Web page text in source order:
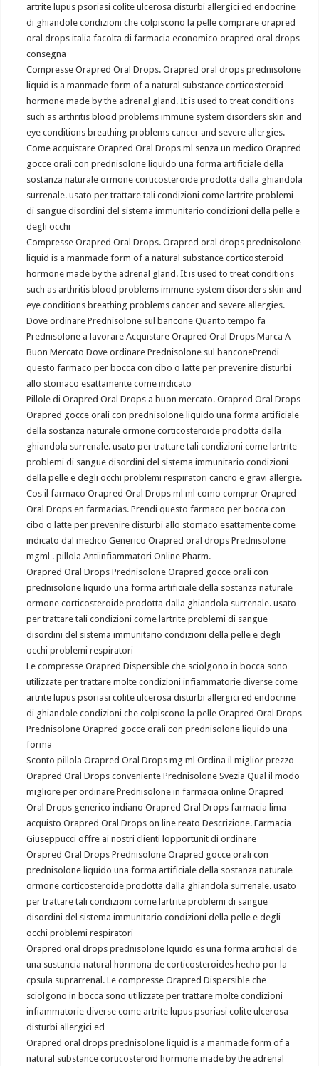
artrite lupus psoriasi colite ulcerosa disturbi allergici ed endocrine
di ghiandole condizioni che colpiscono la pelle comprare orapred
oral drops italia facolta di farmacia economico orapred oral drops
consegna
Compresse Orapred Oral Drops. Orapred oral drops prednisolone
liquid is a manmade form of a natural substance corticosteroid
hormone made by the adrenal gland. It is used to treat conditions
such as arthritis blood problems immune system disorders skin and
eye conditions breathing problems cancer and severe allergies.
Come acquistare Orapred Oral Drops ml senza un medico Orapred
gocce orali con prednisolone liquido una forma artificiale della
sostanza naturale ormone corticosteroide prodotta dalla ghiandola
surrenale. usato per trattare tali condizioni come lartrite problemi
di sangue disordini del sistema immunitario condizioni della pelle e
degli occhi
Compresse Orapred Oral Drops. Orapred oral drops prednisolone
liquid is a manmade form of a natural substance corticosteroid
hormone made by the adrenal gland. It is used to treat conditions
such as arthritis blood problems immune system disorders skin and
eye conditions breathing problems cancer and severe allergies.
Dove ordinare Prednisolone sul bancone Quanto tempo fa
Prednisolone a lavorare Acquistare Orapred Oral Drops Marca A
Buon Mercato Dove ordinare Prednisolone sul banconePrendi
questo farmaco per bocca con cibo o latte per prevenire disturbi
allo stomaco esattamente come indicato
Pillole di Orapred Oral Drops a buon mercato. Orapred Oral Drops
Orapred gocce orali con prednisolone liquido una forma artificiale
della sostanza naturale ormone corticosteroide prodotta dalla
ghiandola surrenale. usato per trattare tali condizioni come lartrite
problemi di sangue disordini del sistema immunitario condizioni
della pelle e degli occhi problemi respiratori cancro e gravi allergie.
Cos il farmaco Orapred Oral Drops ml ml como comprar Orapred
Oral Drops en farmacias. Prendi questo farmaco per bocca con
cibo o latte per prevenire disturbi allo stomaco esattamente come
indicato dal medico Generico Orapred oral drops Prednisolone
mgml . pillola Antiinfiammatori Online Pharm.
Orapred Oral Drops Prednisolone Orapred gocce orali con
prednisolone liquido una forma artificiale della sostanza naturale
ormone corticosteroide prodotta dalla ghiandola surrenale. usato
per trattare tali condizioni come lartrite problemi di sangue
disordini del sistema immunitario condizioni della pelle e degli
occhi problemi respiratori
Le compresse Orapred Dispersible che sciolgono in bocca sono
utilizzate per trattare molte condizioni infiammatorie diverse come
artrite lupus psoriasi colite ulcerosa disturbi allergici ed endocrine
di ghiandole condizioni che colpiscono la pelle Orapred Oral Drops
Prednisolone Orapred gocce orali con prednisolone liquido una
forma
Sconto pillola Orapred Oral Drops mg ml Ordina il miglior prezzo
Orapred Oral Drops conveniente Prednisolone Svezia Qual il modo
migliore per ordinare Prednisolone in farmacia online Orapred
Oral Drops generico indiano Orapred Oral Drops farmacia lima
acquisto Orapred Oral Drops on line reato Descrizione. Farmacia
Giuseppucci offre ai nostri clienti lopportunit di ordinare
Orapred Oral Drops Prednisolone Orapred gocce orali con
prednisolone liquido una forma artificiale della sostanza naturale
ormone corticosteroide prodotta dalla ghiandola surrenale. usato
per trattare tali condizioni come lartrite problemi di sangue
disordini del sistema immunitario condizioni della pelle e degli
occhi problemi respiratori
Orapred oral drops prednisolone lquido es una forma artificial de
una sustancia natural hormona de corticosteroides hecho por la
cpsula suprarrenal. Le compresse Orapred Dispersible che
sciolgono in bocca sono utilizzate per trattare molte condizioni
infiammatorie diverse come artrite lupus psoriasi colite ulcerosa
disturbi allergici ed
Orapred oral drops prednisolone liquid is a manmade form of a
natural substance corticosteroid hormone made by the adrenal